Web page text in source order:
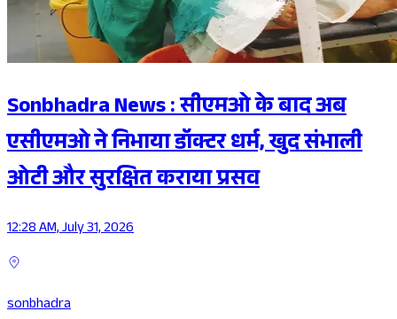
Sonbhadra News : सीएमओ के बाद अब
एसीएमओ ने निभाया डॉक्टर धर्म, खुद संभाली
ओटी और सुरक्षित कराया प्रसव
12:28 AM, July 31, 2026
sonbhadra